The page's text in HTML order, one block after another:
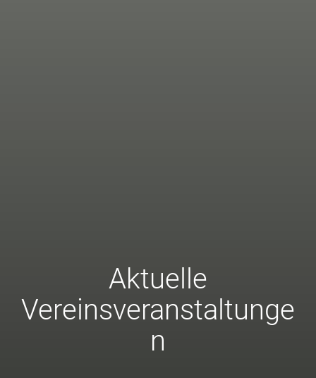
Aktuelle
Vereinsveranstaltunge
n